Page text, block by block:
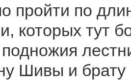
пройти по
которых тут
Шивы и брату